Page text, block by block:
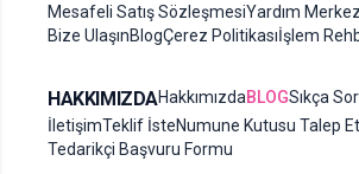
Ürün sayfalarında bulunan
Mesafeli Satış SözleşmesiYardım
Bize UlaşınBlogÇerez Politikasıİşlem
HAKKIMIZDAHakkımızdaBLOGSıkça
İletişimTeklif İsteNumune Kutusu Talep Et
Tedarikçi Başvuru Formu